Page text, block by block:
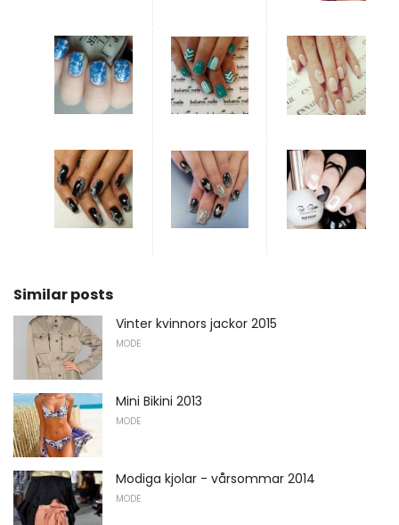
Similar posts
Vinter kvinnors jackor 2015
MODE
Mini Bikini 2013
MODE
Modiga kjolar - vårsommar 2014
MODE